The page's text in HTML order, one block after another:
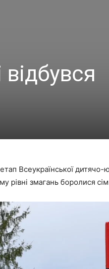
Всеукраїнської
змагань боролися сім